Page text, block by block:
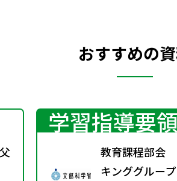
おすすめの
学習指導要領
教育課程部会
キンググルー